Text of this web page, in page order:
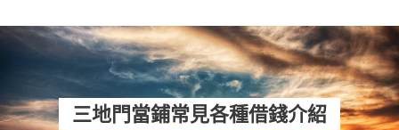
三地門當鋪常見各種借錢介紹